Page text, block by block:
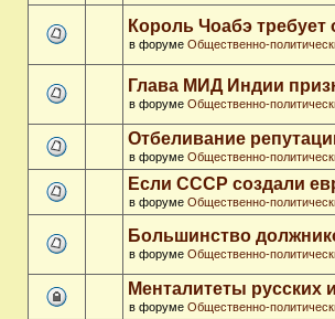
Король Чоабэ
в форуме Общественно-
Глава МИД Индии
в форуме Общественно-
Отбеливание
в форуме Общественно-
Если СССР создали
в форуме Общественно-
Большинство
в форуме Общественно-
Менталитеты русских
в форуме Общественно-